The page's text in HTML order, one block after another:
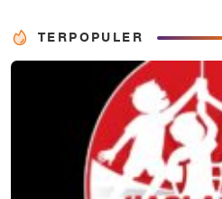
TERPOPULER